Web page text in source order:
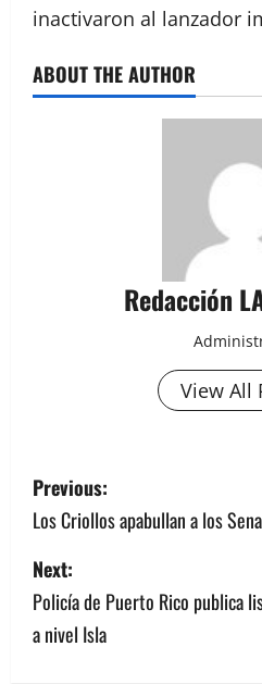
inactivaron al lanzador
ABOUT THE AUTHOR
Redacción
View All
P
o
s
t
n
Previous:
Los Criollos apabullan a los
Next:
Policía de Puerto Rico publica
a nivel Isla